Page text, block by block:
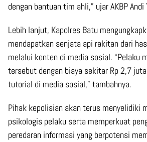
dengan bantuan tim ahli,” ujar AKBP Andi
Lebih lanjut, Kapolres Batu
mendapatkan senjata api rakitan dari
melalui konten di media sosial. “Pelaku
tersebut dengan biaya sekitar Rp 2,7
tutorial di media sosial,” tambahnya.
Pihak kepolisian akan terus menyelidiki
psikologis pelaku serta memperkuat
peredaran informasi yang berpotensi